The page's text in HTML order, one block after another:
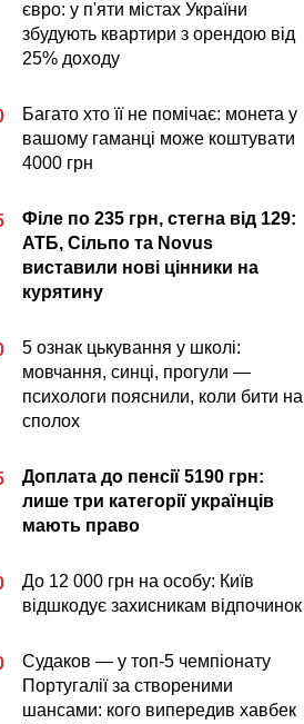
євро: у п'яти містах України
збудують квартири з орендою від
25% доходу
Багато хто її не помічає: монета у
вашому гаманці може коштувати
4000 грн
Філе по 235 грн, стегна від 129:
АТБ, Сільпо та Novus
виставили нові цінники на
курятину
5 ознак цькування у школі:
мовчання, синці, прогули —
психологи пояснили, коли бити на
сполох
Доплата до пенсії 5190 грн:
лише три категорії українців
мають право
До 12 000 грн на особу: Київ
відшкодує захисникам відпочинок
Судаков — у топ-5 чемпіонату
Португалії за створеними
шансами: кого випередив хавбек